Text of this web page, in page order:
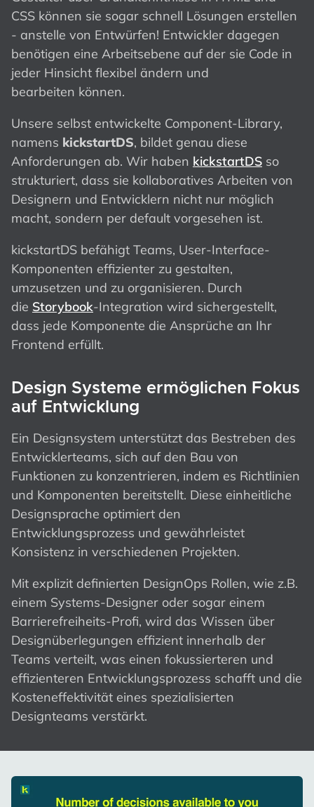
CSS können sie sogar schnell Lösungen erstellen
- anstelle von Entwürfen! Entwickler dagegen
benötigen eine Arbeitsebene auf der sie Code in
jeder Hinsicht flexibel ändern und
bearbeiten können.
Unsere selbst entwickelte Component-Library,
namens kickstartDS, bildet genau diese
Anforderungen ab. Wir haben kickstartDS so
strukturiert, dass sie kollaboratives Arbeiten von
Designern und Entwicklern nicht nur möglich
macht, sondern per default vorgesehen ist.
kickstartDS befähigt Teams, User-Interface-
Komponenten effizienter zu gestalten,
umzusetzen und zu organisieren. Durch
die Storybook-Integration wird sichergestellt,
dass jede Komponente die Ansprüche an Ihr
Frontend erfüllt.
Design Systeme ermöglichen Fokus
auf Entwicklung
Ein Designsystem unterstützt das Bestreben des
Entwicklerteams, sich auf den Bau von
Funktionen zu konzentrieren, indem es Richtlinien
und Komponenten bereitstellt. Diese einheitliche
Designsprache optimiert den
Entwicklungsprozess und gewährleistet
Konsistenz in verschiedenen Projekten.
Mit explizit definierten DesignOps Rollen, wie z.B.
einem Systems-Designer oder sogar einem
Barrierefreiheits-Profi, wird das Wissen über
Designüberlegungen effizient innerhalb der
Teams verteilt, was einen fokussierteren und
effizienteren Entwicklungsprozess schafft und die
Kosteneffektivität eines spezialisierten
Designteams verstärkt.